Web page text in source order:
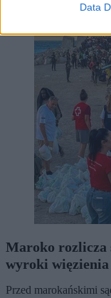
Data
Maroko rozlicza
wyroki więzienia
Przed marokańskimi